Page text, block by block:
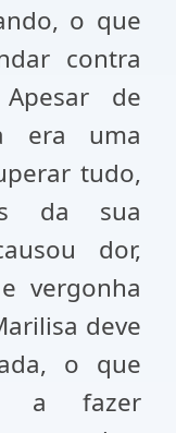
o que
contra
de
era uma
tudo,
da sua
dor,
vergonha
deve
o que
a fazer